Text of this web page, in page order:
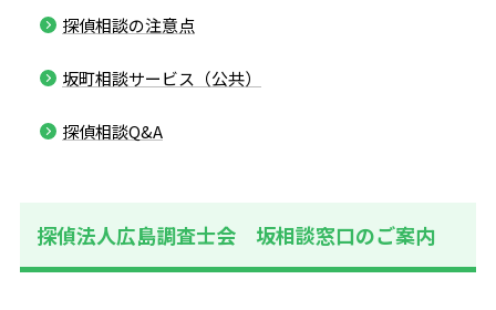
探偵相談の注意点
坂町相談サービス（公共）
探偵相談Q&A
探偵法人広島調査士会 坂相談窓口のご案内